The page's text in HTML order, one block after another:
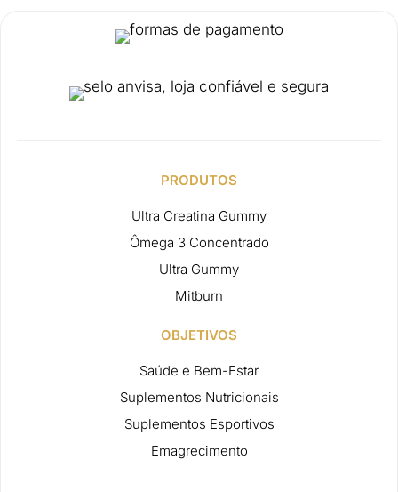
PRODUTOS
Ultra Creatina Gummy
Ômega 3 Concentrado
Ultra Gummy
Mitburn
OBJETIVOS
Saúde e Bem-Estar
Suplementos Nutricionais
Suplementos Esportivos
Emagrecimento